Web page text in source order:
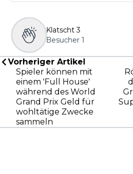
Klatscht 3
Besucher 1
Vorheriger Artikel
Spieler können mit
einem 'Full House'
während des World
Grand Prix Geld für
wohltätige Zwecke
sammeln